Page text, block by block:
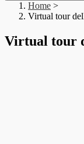
Home >
Virtual tour
Virtual tour